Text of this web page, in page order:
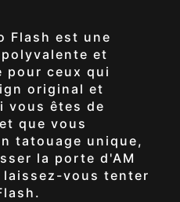
Flash est une
et
pour ceux qui
original et
vous êtes de
que vous
tatouage unique,
la porte d'AM
vous tenter